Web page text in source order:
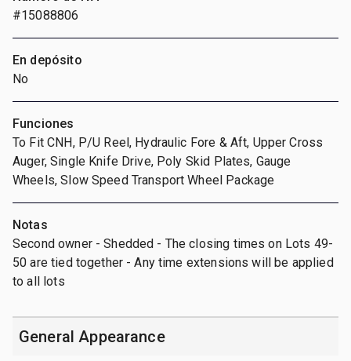
#15088806
En depósito
No
Funciones
To Fit CNH, P/U Reel, Hydraulic Fore & Aft, Upper Cross
Auger, Single Knife Drive, Poly Skid Plates, Gauge
Wheels, Slow Speed Transport Wheel Package
Notas
Second owner - Shedded - The closing times on Lots 49-
50 are tied together - Any time extensions will be applied
to all lots
General Appearance